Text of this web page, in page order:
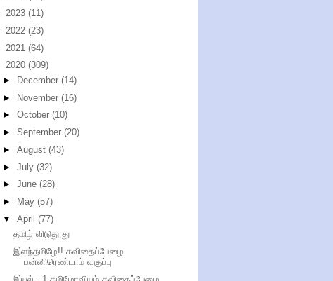
2023 (11)
2022 (23)
2021 (64)
2020 (309)
►
December (14)
► November (16)
► October (10)
► September (20)
► August (43)
► July (32)
► June (28)
►
May (57)
▼ April (77)
தமிழ் விடுதூது
இளந்தமிழே!! கவிதைப்பேழை
பன்னிரெண்டாம் வகுப்பு